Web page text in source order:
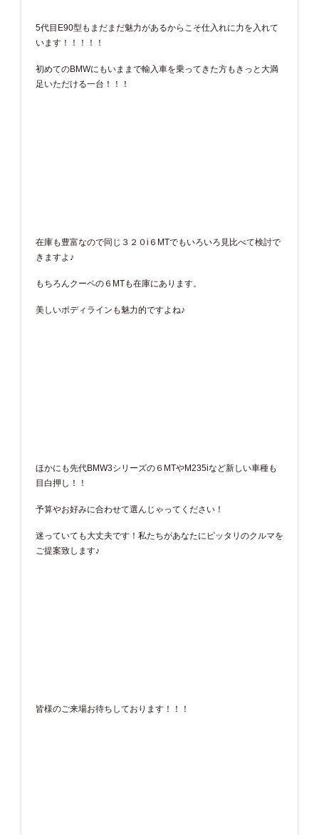
5代目E90型もまだまだ魅力があるからこそ仕入れに力を入れて
います！！！！！
初めてのBMWにもいままで輸入車を乗ってきた方もきっと大満
足いただける一台！！！
在庫も豊富なので同じ３２０i６MTでもいろいろ見比べて検討で
きますよ♪
もちろんクーペの６MTも在庫にあります。
美しいボディラインも魅力的ですよね♪
ほかにも先代BMW3シリーズの６MTやM235iなど新しい車種も
目白押し！！
予算やお好みに合わせて選んじゃってください！
迷っていても大丈夫です！私たちがあなたにピッタリのクルマを
ご提案致します♪
皆様のご来場お待ちしております！！！